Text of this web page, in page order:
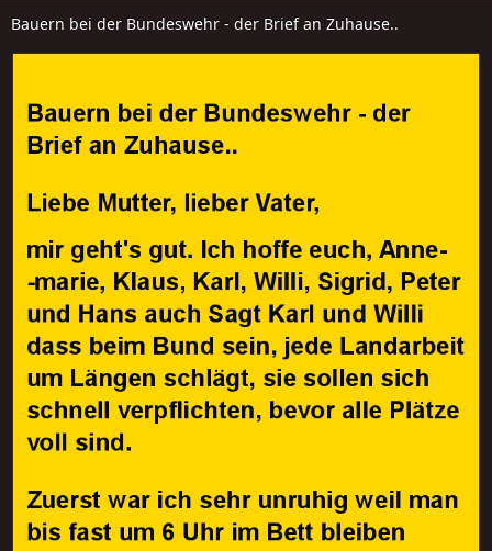
Bauern bei der Bundeswehr - der Brief an Zuhause..